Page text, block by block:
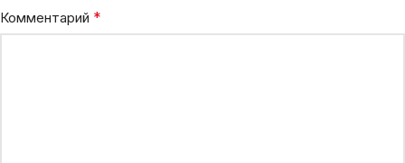
Комментарий *